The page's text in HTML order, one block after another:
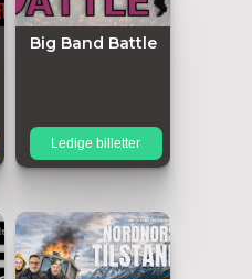
Big Band Battle
Ledige billetter